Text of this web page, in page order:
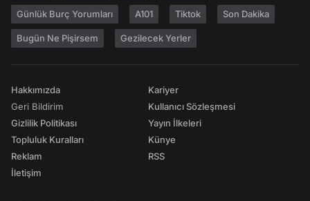
Günlük Burç Yorumları A101 Tiktok Son Dakika
Bugün Ne Pişirsem Gezilecek Yerler
Hakkımızda
Geri Bildirim
Gizlilik Politikası
Topluluk Kuralları
Reklam
İletişim
Kariyer
Kullanıcı Sözleşmesi
Yayın İlkeleri
Künye
RSS